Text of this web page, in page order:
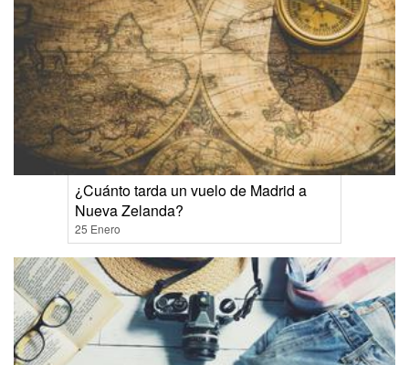
¿Cuánto tarda un vuelo de Madrid a
Nueva Zelanda?
25 Enero